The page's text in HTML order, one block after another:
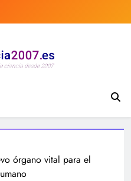
noticias,
medicina,
investigación y mucho
órgano vital para el